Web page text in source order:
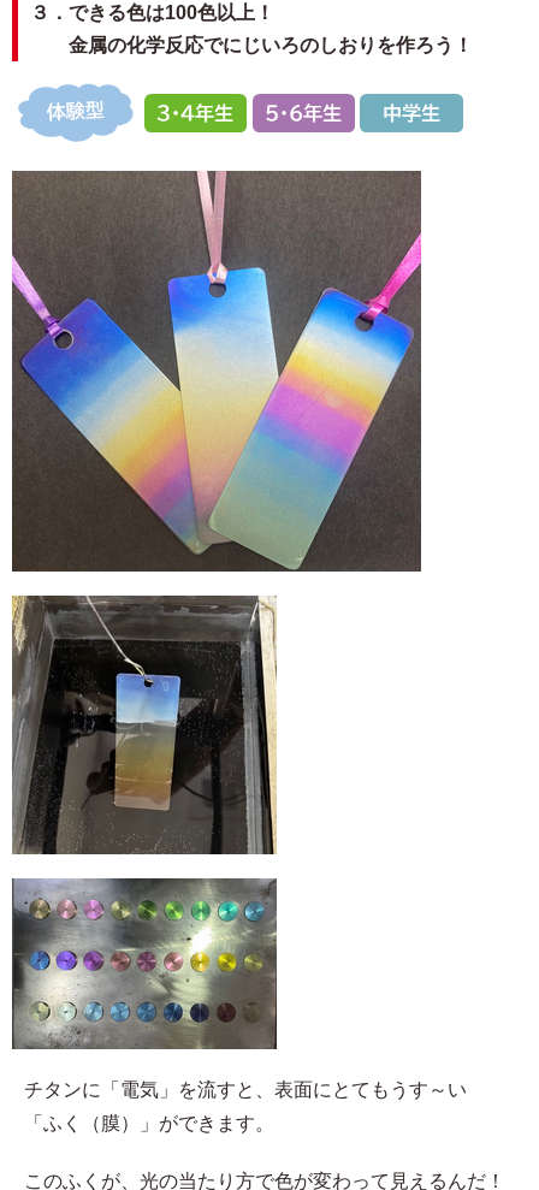
３．できる色は100色以上！
金属の化学反応でにじいろのしおりを作ろう！
チタンに「電気」を流すと、表面にとてもうす～い
「ふく（膜）」ができます。
このふくが、光の当たり方で色が変わって見えるんだ！